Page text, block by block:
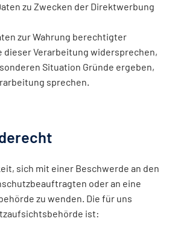
zu Zwecken der Direktwerbung
zur Wahrung berechtigter
dieser Verarbeitung widersprechen,
Situation Gründe ergeben,
sprechen.
sich mit einer Beschwerde an den
oder an eine
zu wenden. Die für uns
ist: